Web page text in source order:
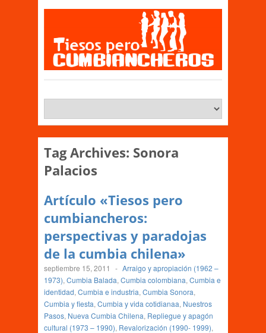
Tag Archives: Sonora
Palacios
Artículo «Tiesos pero
cumbiancheros:
perspectivas y paradojas
de la cumbia chilena»
septiembre 15, 2011 - Arraigo y apropiación (1962 –
1973), Cumbia Balada, Cumbia colombiana, Cumbia e
identidad, Cumbia e industria, Cumbia Sonora,
Cumbia y fiesta, Cumbia y vida cotidianaa, Nuestros
Pasos, Nueva Cumbia Chilena, Repliegue y apagón
cultural (1973 – 1990), Revalorización (1990- 1999),